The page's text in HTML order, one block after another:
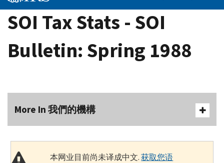
SOI Tax Stats - SOI
Bulletin: Spring 1988
More In 我們的機構
本网业目前尚未译成中文.获取您语